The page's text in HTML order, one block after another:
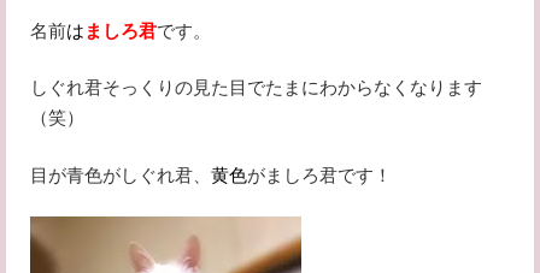
名前は ましろ君です。
しぐれ君そっくりの見た目でたまにわからなくなります
（笑）
目が青色がしぐれ君、 黄色がましろ君です！